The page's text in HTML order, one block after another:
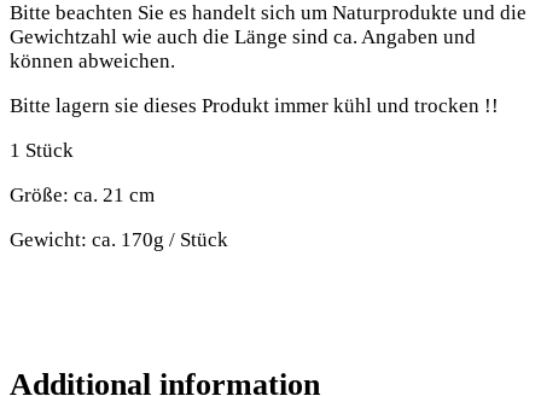
Bitte beachten Sie es handelt sich um Naturprodukte und die
Gewichtzahl wie auch die Länge sind ca. Angaben und
können abweichen.
Bitte lagern sie dieses Produkt immer kühl und trocken !!
1 Stück
Größe: ca. 21 cm
Gewicht: ca. 170g / Stück
Additional information